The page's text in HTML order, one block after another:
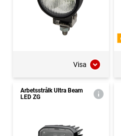
Visa
Arbetsstrålk Ultra Beam
LED ZG